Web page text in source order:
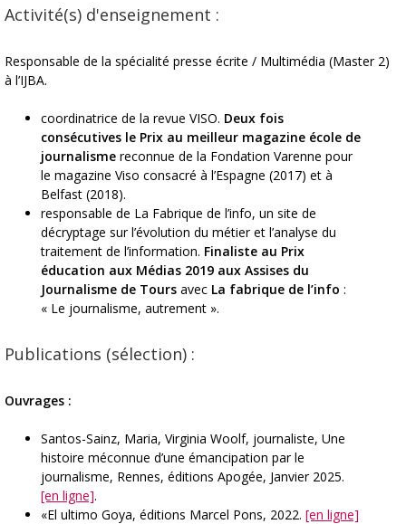
Activité(s) d'enseignement :
Responsable de la spécialité presse écrite / Multimédia (Master 2)
à l’IJBA.
coordinatrice de la revue VISO. Deux fois
consécutives le Prix au meilleur magazine école de
journalisme reconnue de la Fondation Varenne pour
le magazine Viso consacré à l’Espagne (2017) et à
Belfast (2018).
responsable de La Fabrique de l’info, un site de
décryptage sur l’évolution du métier et l’analyse du
traitement de l’information. Finaliste au Prix
éducation aux Médias 2019 aux Assises du
Journalisme de Tours avec La fabrique de l’info :
« Le journalisme, autrement ».
Publications (sélection) :
Ouvrages :
Santos-Sainz, Maria, Virginia Woolf, journaliste, Une
histoire méconnue d’une émancipation par le
journalisme, Rennes, éditions Apogée, Janvier 2025.
[en ligne].
«El ultimo Goya, éditions Marcel Pons, 2022. [en ligne]